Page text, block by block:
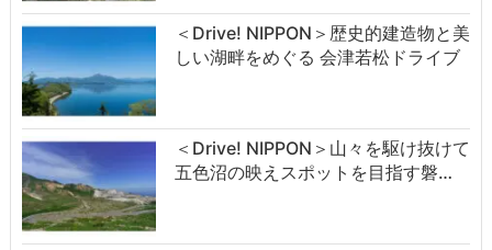
＜Drive! NIPPON＞歴史的建造物と美
しい湖畔をめぐる 会津若松ドライブ
＜Drive! NIPPON＞山々を駆け抜けて
五色沼の映えスポットを目指す磐…